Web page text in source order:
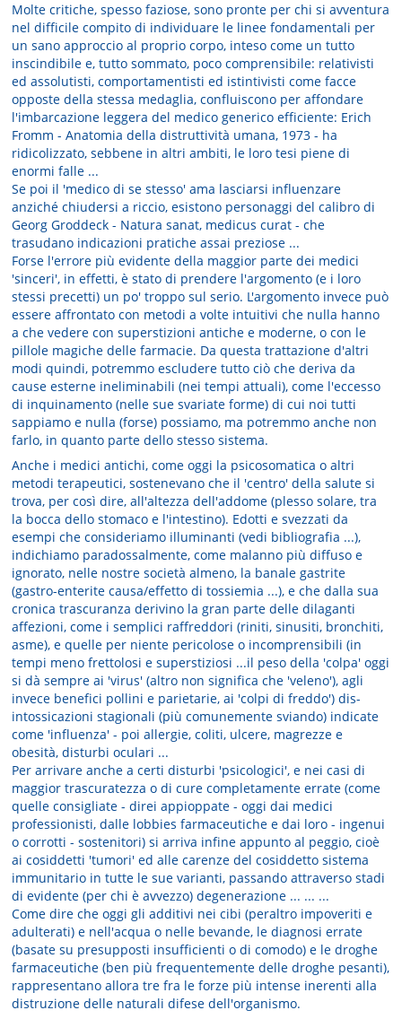
Molte critiche, spesso faziose, sono pronte per chi si avventura
nel difficile compito di individuare le linee fondamentali per
un sano approccio al proprio corpo, inteso come un tutto
inscindibile e, tutto sommato, poco comprensibile: relativisti
ed assolutisti, comportamentisti ed istintivisti come facce
opposte della stessa medaglia, confluiscono per affondare
l'imbarcazione leggera del medico generico efficiente: Erich
Fromm - Anatomia della distruttività umana, 1973 - ha
ridicolizzato, sebbene in altri ambiti, le loro tesi piene di
enormi falle ...
Se poi il 'medico di se stesso' ama lasciarsi influenzare
anziché chiudersi a riccio, esistono personaggi del calibro di
Georg Groddeck - Natura sanat, medicus curat - che
trasudano indicazioni pratiche assai preziose ...
Forse l'errore più evidente della maggior parte dei medici
'sinceri', in effetti, è stato di prendere l'argomento (e i loro
stessi precetti) un po' troppo sul serio. L'argomento invece può
essere affrontato con metodi a volte intuitivi che nulla hanno
a che vedere con superstizioni antiche e moderne, o con le
pillole magiche delle farmacie. Da questa trattazione d'altri
modi quindi, potremmo escludere tutto ciò che deriva da
cause esterne ineliminabili (nei tempi attuali), come l'eccesso
di inquinamento (nelle sue svariate forme) di cui noi tutti
sappiamo e nulla (forse) possiamo, ma potremmo anche non
farlo, in quanto parte dello stesso sistema.
Anche i medici antichi, come oggi la psicosomatica o altri
metodi terapeutici, sostenevano che il 'centro' della salute si
trova, per così dire, all'altezza dell'addome (plesso solare, tra
la bocca dello stomaco e l'intestino). Edotti e svezzati da
esempi che consideriamo illuminanti (vedi bibliografia ...),
indichiamo paradossalmente, come malanno più diffuso e
ignorato, nelle nostre società almeno, la banale gastrite
(gastro-enterite causa/effetto di tossiemia ...), e che dalla sua
cronica trascuranza derivino la gran parte delle dilaganti
affezioni, come i semplici raffreddori (riniti, sinusiti, bronchiti,
asme), e quelle per niente pericolose o incomprensibili (in
tempi meno frettolosi e superstiziosi ...il peso della 'colpa' oggi
si dà sempre ai 'virus' (altro non significa che 'veleno'), agli
invece benefici pollini e parietarie, ai 'colpi di freddo') dis-
intossicazioni stagionali (più comunemente sviando) indicate
come 'influenza' - poi allergie, coliti, ulcere, magrezze e
obesità, disturbi oculari ...
Per arrivare anche a certi disturbi 'psicologici', e nei casi di
maggior trascuratezza o di cure completamente errate (come
quelle consigliate - direi appioppate - oggi dai medici
professionisti, dalle lobbies farmaceutiche e dai loro - ingenui
o corrotti - sostenitori) si arriva infine appunto al peggio, cioè
ai cosiddetti 'tumori' ed alle carenze del cosiddetto sistema
immunitario in tutte le sue varianti, passando attraverso stadi
di evidente (per chi è avvezzo) degenerazione ... ... ...
Come dire che oggi gli additivi nei cibi (peraltro impoveriti e
adulterati) e nell'acqua o nelle bevande, le diagnosi errate
(basate su presupposti insufficienti o di comodo) e le droghe
farmaceutiche (ben più frequentemente delle droghe pesanti),
rappresentano allora tre fra le forze più intense inerenti alla
distruzione delle naturali difese dell'organismo.